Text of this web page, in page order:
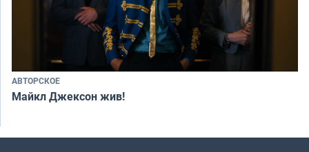
АВТОРСКОЕ
Майкл Джексон жив!